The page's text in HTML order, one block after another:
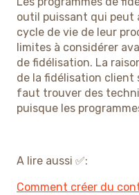
outil puissant qui peut
cycle de vie de leur
limites à considérer
de fidélisation. La
de la fidélisation client
faut trouver des
puisque les
A lire aussi ✅:
Comment créer du